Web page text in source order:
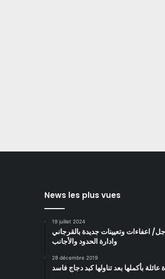
News les plus vues
19 juillet 2024
اعفاءات وتعيينات جديدة بالقرجاني
وادارة الحدود والأجانب
28 décembre 2019
عائلة بأكملها بعد تناولها كبد دجاج فاسد